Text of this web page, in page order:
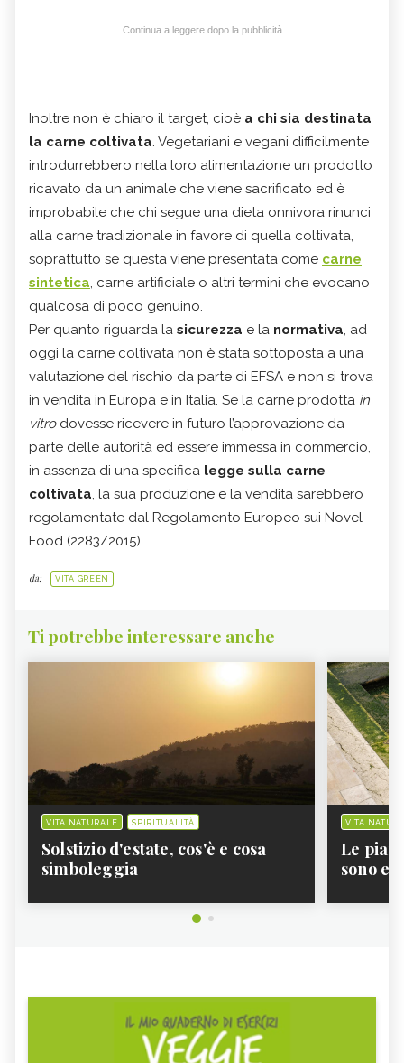
Continua a leggere dopo la pubblicità
Inoltre non è chiaro il target, cioè a chi sia destinata
la carne coltivata. Vegetariani e vegani difficilmente
introdurrebbero nella loro alimentazione un prodotto
ricavato da un animale che viene sacrificato ed è
improbabile che chi segue una dieta onnivora rinunci
alla carne tradizionale in favore di quella coltivata,
soprattutto se questa viene presentata come carne
sintetica, carne artificiale o altri termini che evocano
qualcosa di poco genuino.
Per quanto riguarda la sicurezza e la normativa, ad
oggi la carne coltivata non è stata sottoposta a una
valutazione del rischio da parte di EFSA e non si trova
in vendita in Europa e in Italia. Se la carne prodotta in
vitrodovesse ricevere in futuro l’approvazione da
parte delle autorità ed essere immessa in commercio,
in assenza di una specifica legge sulla carne
coltivata, la sua produzione e la vendita sarebbero
regolamentate dal Regolamento Europeo sui Novel
Food (2283/2015).
da: VITA GREEN
Ti potrebbe interessare anche
VITA NATURALE SPIRITUALITÀ
Solstizio d'estate, cos'è e cosa
simboleggia
VITA
Le
sono e